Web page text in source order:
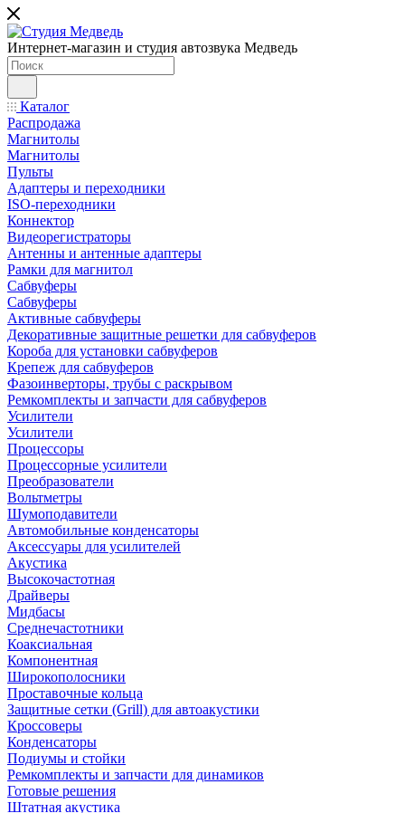
Интернет-магазин и студия автозвука Медведь
Каталог
Распродажа
Магнитолы
Магнитолы
Пульты
Адаптеры и переходники
ISO-переходники
Коннектор
Видеорегистраторы
Антенны и антенные адаптеры
Рамки для магнитол
Сабвуферы
Сабвуферы
Активные сабвуферы
Декоративные защитные решетки для сабвуферов
Короба для установки сабвуферов
Крепеж для сабвуферов
Фазоинверторы, трубы с раскрывом
Ремкомплекты и запчасти для сабвуферов
Усилители
Усилители
Процессоры
Процессорные усилители
Преобразователи
Вольтметры
Шумоподавители
Автомобильные конденсаторы
Аксессуары для усилителей
Акустика
Высокочастотная
Драйверы
Мидбасы
Среднечастотники
Коаксиальная
Компонентная
Широкополосники
Проставочные кольца
Защитные сетки (Grill) для автоакустики
Кроссоверы
Конденсаторы
Подиумы и стойки
Ремкомплекты и запчасти для динамиков
Готовые решения
Штатная акустика